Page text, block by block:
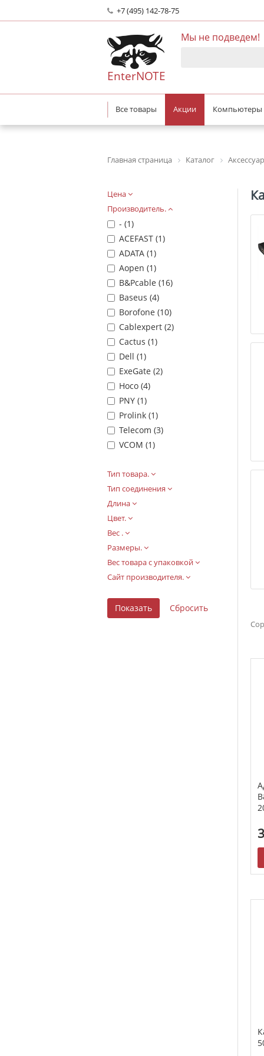
+7 (495) 142-78-75
EnterNOTE
Мы не подведем!
Все товары Акции Компьютеры
Главная страница Каталог
Цена
Производитель.
- (1)
ACEFAST (1)
ADATA (1)
Aopen (1)
B&Pcable (16)
Baseus (4)
Borofone (10)
Cablexpert (2)
Cactus (1)
Dell (1)
ExeGate (2)
Hoco (4)
PNY (1)
Prolink (1)
Telecom (3)
VCOM (1)
Тип товара.
Тип соединения
Длина
Цвет.
Вес .
Размеры.
Вес товара с упаковкой
Сайт производителя.